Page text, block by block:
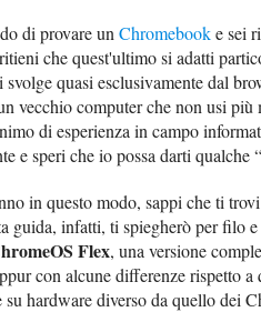
di provare un Chromebooke sei
che quest'ultimo si adatti
quasi esclusivamente dal
vecchio computer che non usi
di esperienza in campo
e speri che io possa darti
in questo modo, sappi che ti
guida, infatti, ti spiegherò per filo e
Flex, una versione
con alcune differenze rispetto
su hardware diverso da quello dei